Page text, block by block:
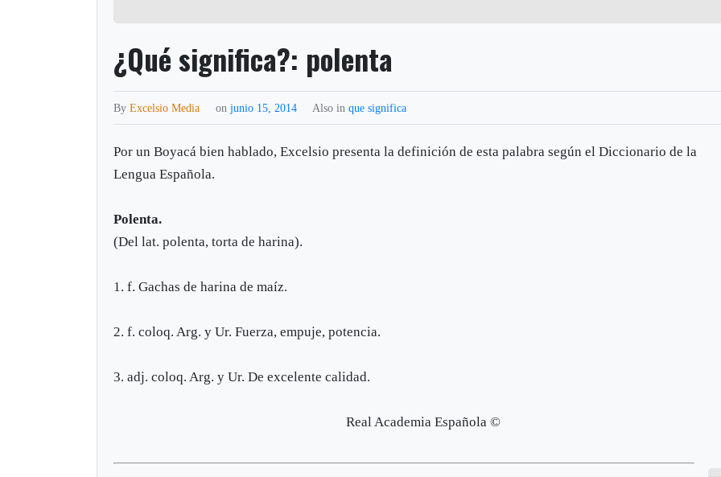
¿Qué significa?: polenta
ByExcelsio Media onjunio 15, 2014 Also inque significa
Por un Boyacá bien hablado, Excelsio presenta la definición de esta palabra según el Diccionario de la
Lengua Española.
Polenta.
(Del lat. polenta, torta de harina).
1. f. Gachas de harina de maíz.
2. f. coloq. Arg. y Ur. Fuerza, empuje, potencia.
3. adj. coloq. Arg. y Ur. De excelente calidad.
Real Academia Española ©